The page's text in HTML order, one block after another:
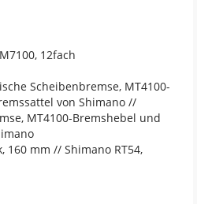
12fach
Scheibenbremse, MT4100-
von Shimano //
MT4100-Bremshebel und
160 mm // Shimano RT54,